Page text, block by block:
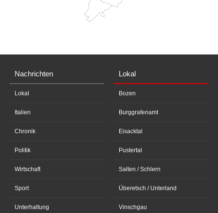
Nachrichten
Lokal
Italien
Chronik
Politik
Wirtschaft
Sport
Unterhaltung
Lokal
Bozen
Burggrafenamt
Eisacktal
Pustertal
Salten / Schlern
Überetsch / Unterland
Vinschgau